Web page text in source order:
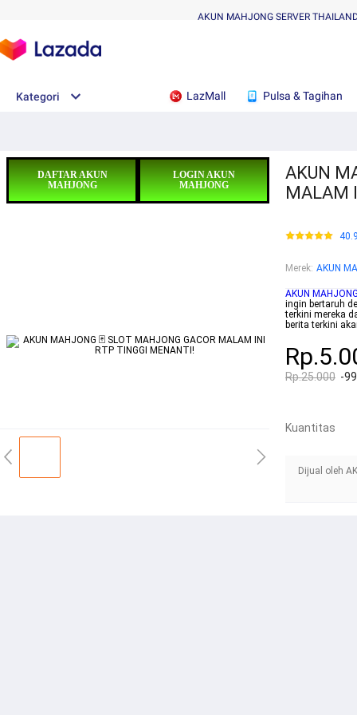
AKUN MAHJONG SERVER
Kategori LazMall Pulsa & Tagihan
DAFTAR AKUN
MAHJONG
LOGIN AKUN
MAHJONG
AKUN
MALAM
Merek: AKUN
AKUN
ingin bertaruh
terkini mereka
berita terkini
Rp.25.000 -
Kuantitas
Dijual oleh